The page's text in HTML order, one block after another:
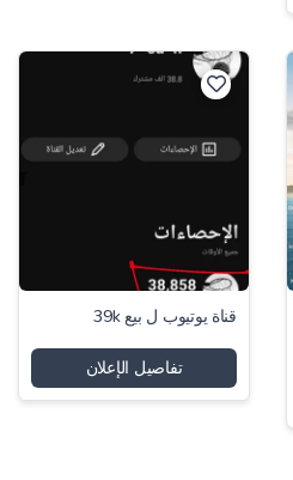
قناة يوتيوب ل بيع 39k
تفاصيل الإعلان